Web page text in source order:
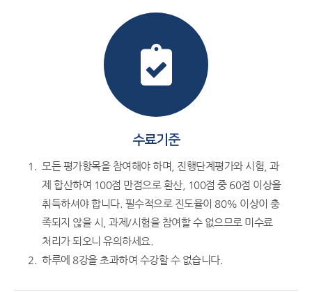
수료기준
모든 평가항목을 참여해야 하며, 진행단계평가와 시험, 과
제 합산하여 100점 만점으로 환산, 100점 중 60점 이상을
취득하셔야 합니다. 필수적으로 진도율이 80% 이상이 충
족되지 않을 시, 과제/시험을 참여할 수 없으므로 미수료
처리가 되오니 유의하세요.
하루에 8강을 초과하여 수강할 수 없습니다.